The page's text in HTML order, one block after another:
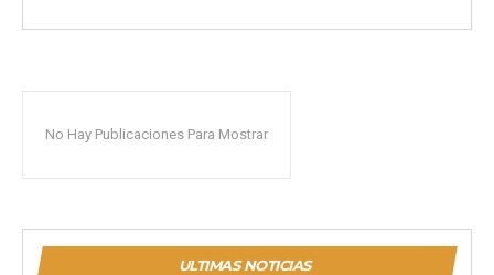
No Hay Publicaciones Para Mostrar
ULTIMAS NOTICIAS